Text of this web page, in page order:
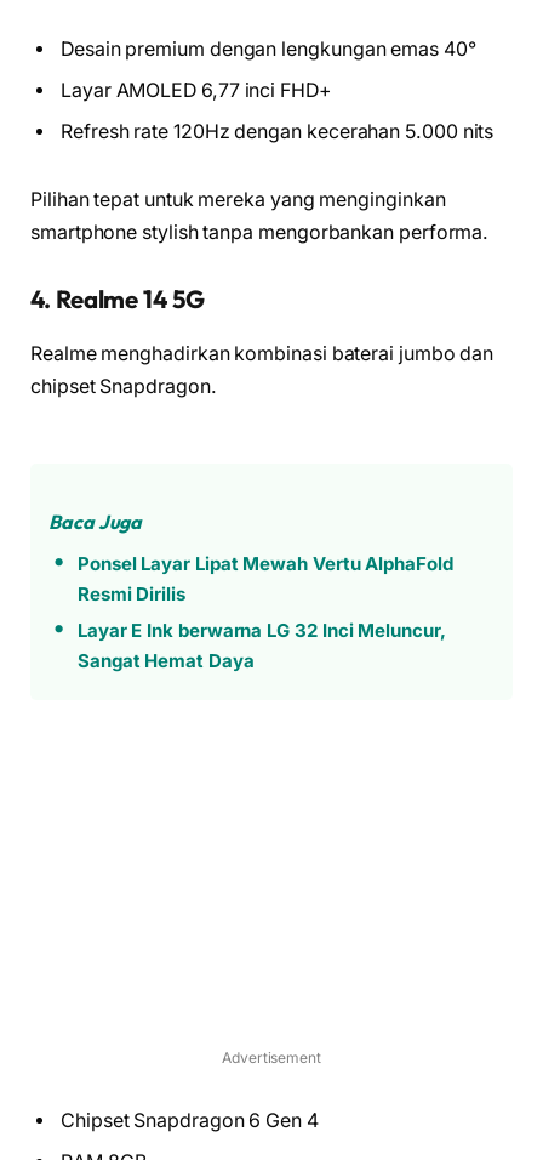
Desain premium dengan lengkungan emas 40°
Layar AMOLED 6,77 inci FHD+
Refresh rate 120Hz dengan kecerahan 5.000 nits
Pilihan tepat untuk mereka yang menginginkan
smartphone stylish tanpa mengorbankan performa.
4. Realme 14 5G
Realme menghadirkan kombinasi baterai jumbo dan
chipset Snapdragon.
Baca Juga
Ponsel Layar Lipat Mewah Vertu AlphaFold
Resmi Dirilis
Layar E Ink berwarna LG 32 Inci Meluncur,
Sangat Hemat Daya
Advertisement
Chipset Snapdragon 6 Gen 4